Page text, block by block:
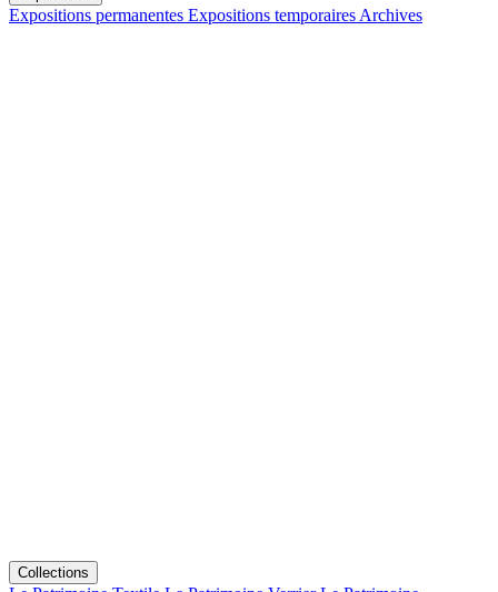
Expositions permanentes Expositions temporaires Archives
Collections